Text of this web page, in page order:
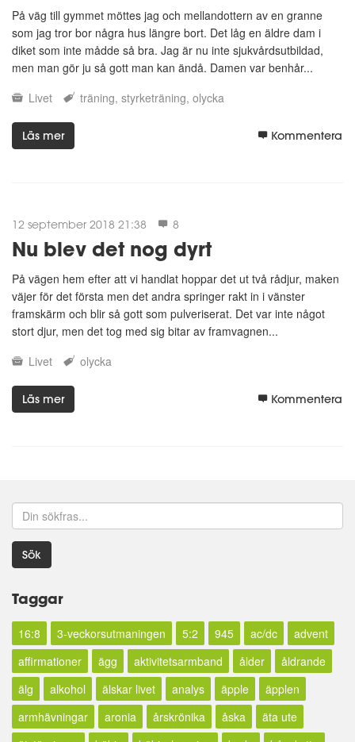
På väg till gymmet möttes jag och mellandottern av en granne
som jag tror bor några hus längre bort. Det låg en äldre dam i
diket som inte mådde så bra. Jag är nu inte sjukvårdsutbildad,
men man gör ju så gott man kan ändå. Damen var benhår...
Livet
träning styrketräning olycka
Läs mer Kommentera
12 september 2018 21:38 8
Nu blev det nog dyrt
På vägen hem efter att vi handlat hoppar det ut två rådjur, maken
väjer för det första men det andra springer rakt in i vänster
framskärm och blir så gott som pulveriserat. Det var inte något
stort djur, men det tog med sig bitar av framvagnen...
Livet
olycka
Läs mer Kommentera
Sök
Taggar
16:8 3-veckorsutmaningen 5:2 945 ac/dc
advent
affirmationer
ägg aktivitetsarmband ålder
åldrande
älg
alkohol älskar livet analys äpple
äpplen
armhävningar
aronia årskrönika åska
äta ute